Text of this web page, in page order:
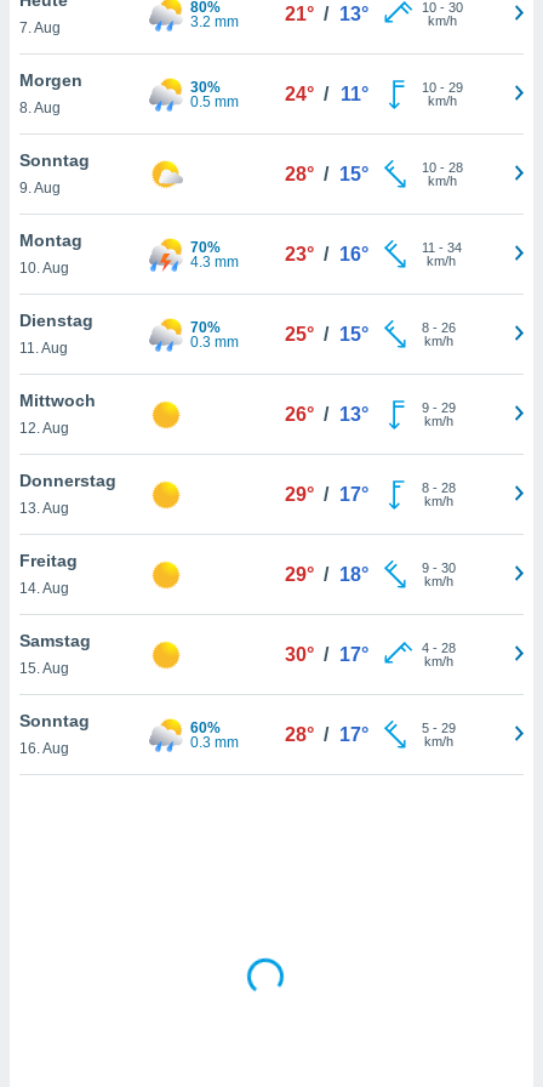
oder
Partner
es uns
das
der
Profil zu
Ihnen
finden
. Sie
jederzeit
Rand
7. Aug
80%
3.2 mm
21° / 13° 10- 30
km/h
Morgen
8. Aug
30%
0.5 mm
24° / 11° 10- 29
km/h
Sonntag
9. Aug
28° / 15° 10- 28
km/h
Montag
10. Aug
70%
4.3 mm
23° / 16° 11 - 34
km/h
Dienstag
11. Aug
70%
0.3 mm
25° / 15° 8- 26
km/h
Mittwoch
12. Aug
26° / 13° 9- 29
km/h
Donnerstag
13. Aug
29° / 17° 8- 28
km/h
Freitag
14. Aug
29° / 18° 9- 30
km/h
Samstag
15. Aug
30° / 17° 4- 28
km/h
Sonntag
16. Aug
60%
0.3 mm
28° / 17° 5- 29
km/h